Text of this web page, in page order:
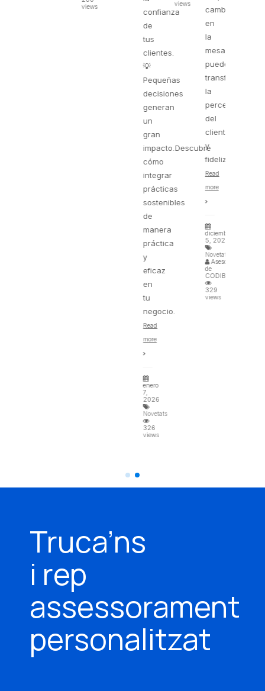
views
confianza
de
tus
clientes.
💡
Pequeñas
decisiones
generan
un
gran
impacto.Descubre
cómo
integrar
prácticas
sostenibles
de
manera
práctica
y
eficaz
en
tu
negocio.
Read
more
enero
7,
2026
Novetats
326
views
views
cambios
en
la
mesa
pueden
transformar
la
percepción
del
cliente
y
fidelizarlo.
Read
more
diciembre
5, 2025
Novetats
Asesor
de
CODIBAIX
329
views
Truca’ns
i rep
assessorament
personalitzat